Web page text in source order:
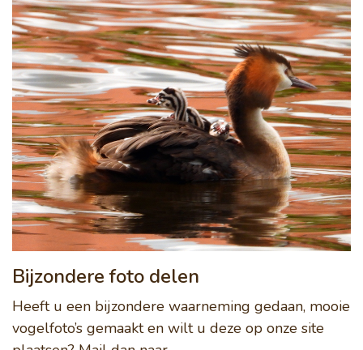
Bijzondere foto delen
Heeft u een bijzondere waarneming gedaan, mooie
vogelfoto’s gemaakt en wilt u deze op onze site